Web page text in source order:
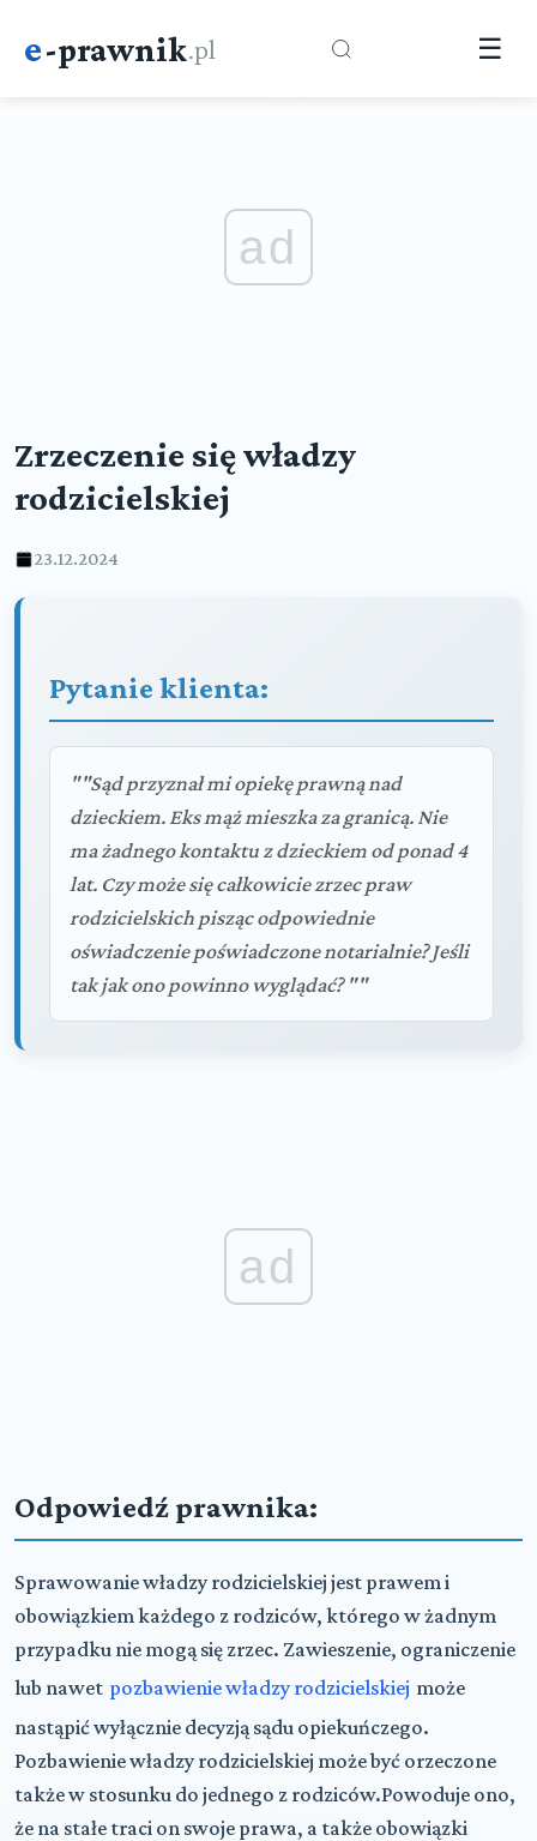
e-prawnik.pl ☰
ad
Zrzeczenie się władzy
rodzicielskiej
23.12.2024
Pytanie klienta:
""Sąd przyznał mi opiekę prawną nad
dzieckiem. Eks mąż mieszka za granicą. Nie
ma żadnego kontaktu z dzieckiem od ponad 4
lat. Czy może się całkowicie zrzec praw
rodzicielskich pisząc odpowiednie
oświadczenie poświadczone notarialnie? Jeśli
tak jak ono powinno wyglądać? ""
ad
Odpowiedź prawnika:
Sprawowanie władzy rodzicielskiej jest prawem i
obowiązkiem każdego z rodziców, którego w żadnym
przypadku nie mogą się zrzec. Zawieszenie, ograniczenie
lub nawet pozbawienie władzy rodzicielskiej może
nastąpić wyłącznie decyzją sądu opiekuńczego.
Pozbawienie władzy rodzicielskiej może być orzeczone
także w stosunku do jednego z rodziców.Powoduje ono,
że na stałe traci on swoje prawa, a także obowiązki